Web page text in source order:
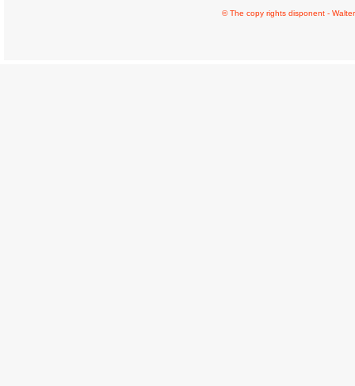
© The copy rights disponent -